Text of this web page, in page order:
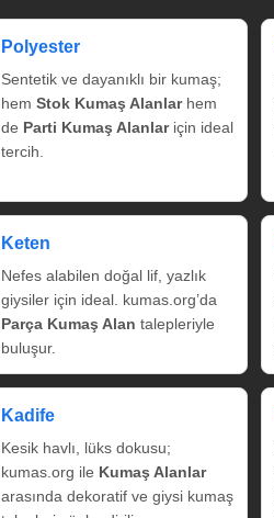
Polyester
Sentetik ve dayanıklı bir kumaş;
hem Stok Kumaş Alanlarhem
de Parti Kumaş Alanlariçin ideal
tercih.
Keten
Nefes alabilen doğal lif, yazlık
giysiler için ideal. kumas.org’da
Parça Kumaş Alan talepleriyle
buluşur.
Kadife
Kesik havlı, lüks dokusu;
kumas.org ile Kumaş Alanlar
arasında dekoratif ve giysi kumaş